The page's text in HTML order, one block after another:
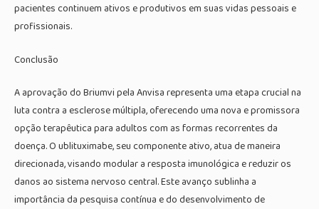
pacientes continuem ativos e produtivos em suas vidas pessoais e
profissionais.
Conclusão
A aprovação do Briumvi pela Anvisa representa uma etapa crucial na
luta contra a esclerose múltipla, oferecendo uma nova e promissora
opção terapêutica para adultos com as formas recorrentes da
doença. O ublituximabe, seu componente ativo, atua de maneira
direcionada, visando modular a resposta imunológica e reduzir os
danos ao sistema nervoso central. Este avanço sublinha a
importância da pesquisa contínua e do desenvolvimento de